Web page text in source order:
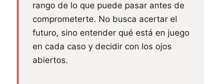
rango de lo que puede pasar antes de
comprometerte. No busca acertar el
futuro, sino entender qué está en juego
en cada caso y decidir con los ojos
abiertos.